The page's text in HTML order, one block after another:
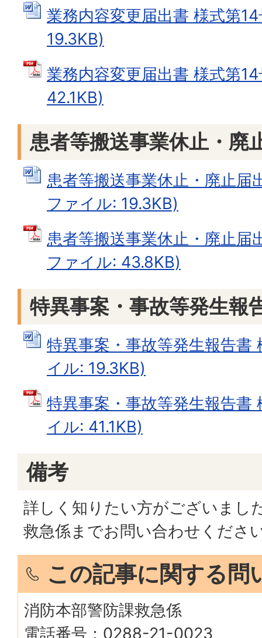
業務内容変更届出書 様式第
19.3KB)
業務内容変更届出書 様式第
42.1KB)
患者等搬送事業休止・廃
患者等搬送事業休止・廃止届
ファイル: 19.3KB)
患者等搬送事業休止・廃止届
ファイル: 43.8KB)
特異事案・事故等発生報
特異事案・事故等発生報告書
イル: 19.3KB)
特異事案・事故等発生報告書
イル: 41.1KB)
備考
詳しく知りたい方がございまし
救急係までお問い合わせくださ
この記事に関する問
消防本部警防課救急係
電話番号：0288-21-0023